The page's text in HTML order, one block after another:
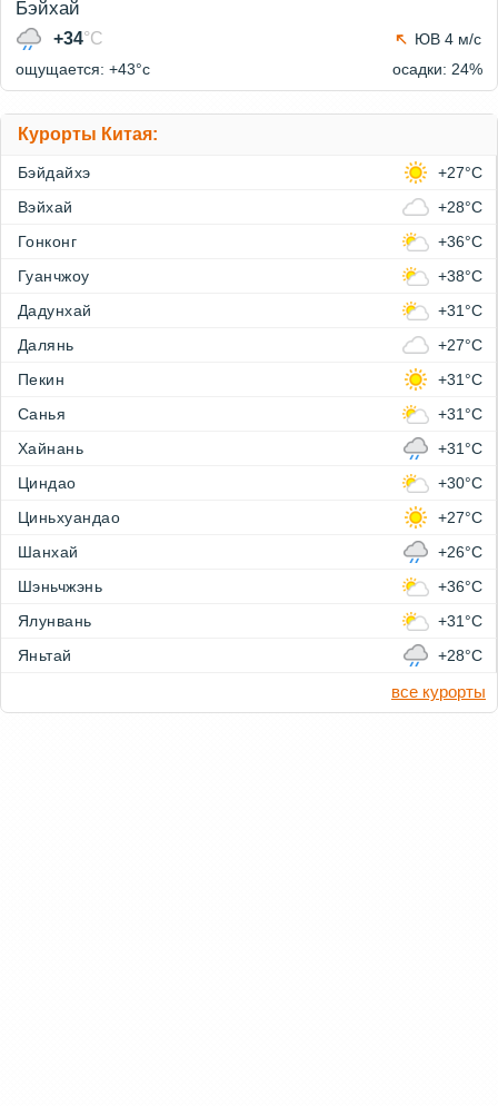
Бэйхай
+34°C
ЮВ 4 м/с
ощущается: +43°c
осадки: 24%
Курорты Китая:
Бэйдайхэ
+27°C
Вэйхай
+28°C
Гонконг
+36°C
Гуанчжоу
+38°C
Дадунхай
+31°C
Далянь
+27°C
Пекин
+31°C
Санья
+31°C
Хайнань
+31°C
Циндао
+30°C
Циньхуандао
+27°C
Шанхай
+26°C
Шэньчжэнь
+36°C
Ялунвань
+31°C
Яньтай
+28°C
все курорты